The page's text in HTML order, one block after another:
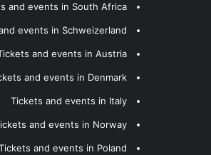
and events in South Africa
events in Schweizerland
and events in Austria
and events in Denmark
Tickets and events in Italy
and events in Norway
and events in Poland